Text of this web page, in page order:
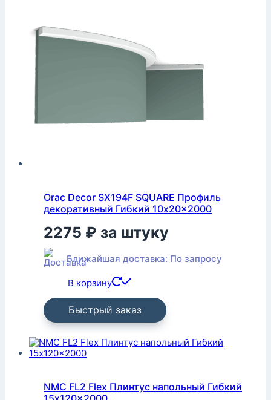
Orac Decor SX194F SQUARE Профиль
декоративный Гибкий 10x20x2000
2275 ₽ за штуку
Ближайшая доставка: По запросу
В корзину
Быстрый заказ
NMC FL2 Flex Плинтус напольный Гибкий